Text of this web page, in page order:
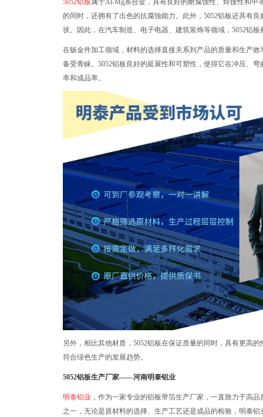
5052铝板属于Al-Mg系合金，具有良好的耐腐蚀性、焊接性和
的同时，还拥有了出色的抗腐蚀能力。此外，5052铝板还具有
状。因此，在汽车制造、电子电器、建筑装饰等领域，5052铝
在钣金件加工领域，材料的选择直接关系到产品的质量和生产
备受青睐。5052铝板良好的延展性和可塑性，使得它在冲压、
率和成品率。
另外，相比其他材质，5052铝板在保证质量的同时，具有更高
符合绿色生产的发展趋势。
5052铝板生产厂家——河南明泰铝业
明泰铝业 ，作为一家专业的铝板带箔生产厂家，一直致力于高
之一，无论是原材料的选择、生产工艺还是成品的检验，明泰